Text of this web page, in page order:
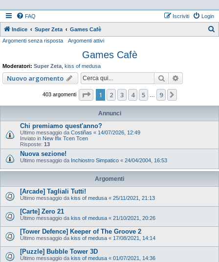
FAQ Login
Iscriviti
Indice Super Zeta Games Cafè
Argomenti senza risposta Argomenti attivi
Games Cafè
Moderatori: Super Zeta kiss of medusa
Nuovo argomento Cerca
403 argomenti Pagina di
1 2 3 4 5 9
Annunci
Chi premiamo quest'anno?
Ultimo messaggio da Costiñas « 14/07/2026, 12:49
Inviato in New Ifix Tcen Tcen
Risposte: 13
Nuova sezione!
Ultimo messaggio da Inchiostro Simpatico « 24/04/2004, 16:53
Argomenti
[Arcade] Tagliali Tutti!
Ultimo messaggio da kiss of medusa « 25/11/2021, 21:13
[Carte] Zero 21
Ultimo messaggio da kiss of medusa « 21/10/2021, 20:26
[Tower Defence] Keeper of The Groove 2
Ultimo messaggio da kiss of medusa « 17/08/2021, 14:14
[Puzzle] Bubble Tower 3D
Ultimo messaggio da kiss of medusa « 01/07/2021, 14:36